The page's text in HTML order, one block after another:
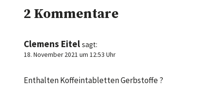
2 Kommentare
Clemens Eitel sagt:
18. November 2021 um 12:53 Uhr
Enthalten Koffeintabletten Gerbstoffe ?